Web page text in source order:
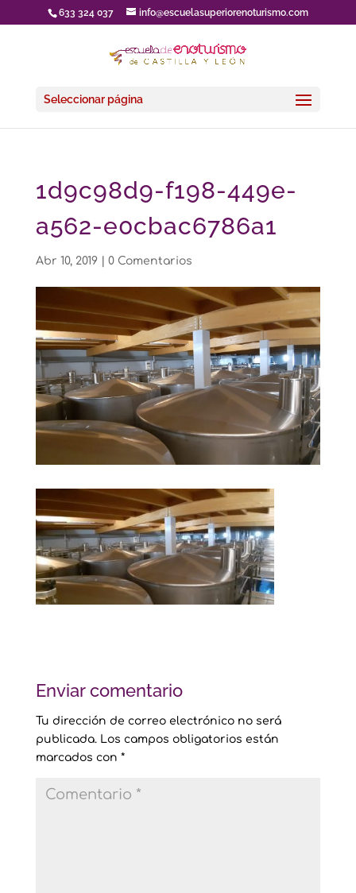
633 324 037 info@escuelasuperiorenoturismo.com
Seleccionar página
1d9c98d9-f198-449e-
a562-e0cbac6786a1
Abr 10, 2019| 0 Comentarios
Enviar comentario
Tu dirección de correo electrónico no será
publicada. Los campos obligatorios están
marcados con *